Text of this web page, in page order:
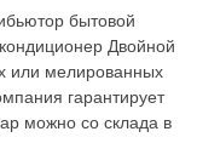
бытовой
Двойной
или мелированных
гарантирует
можно со склада в